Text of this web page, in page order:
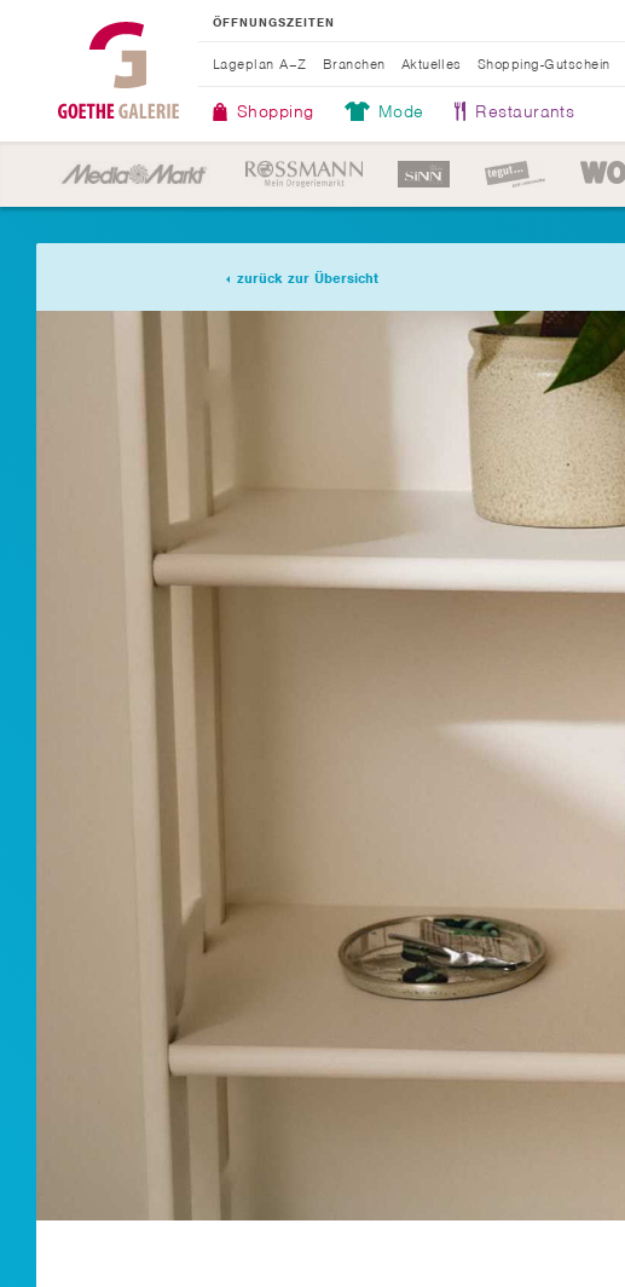
ÖFFNUNGSZEITEN
Shopping Mode Restaurants
Lageplan A–Z Branchen Aktuelles Shopping-Gutschein
zurück zur Übersicht